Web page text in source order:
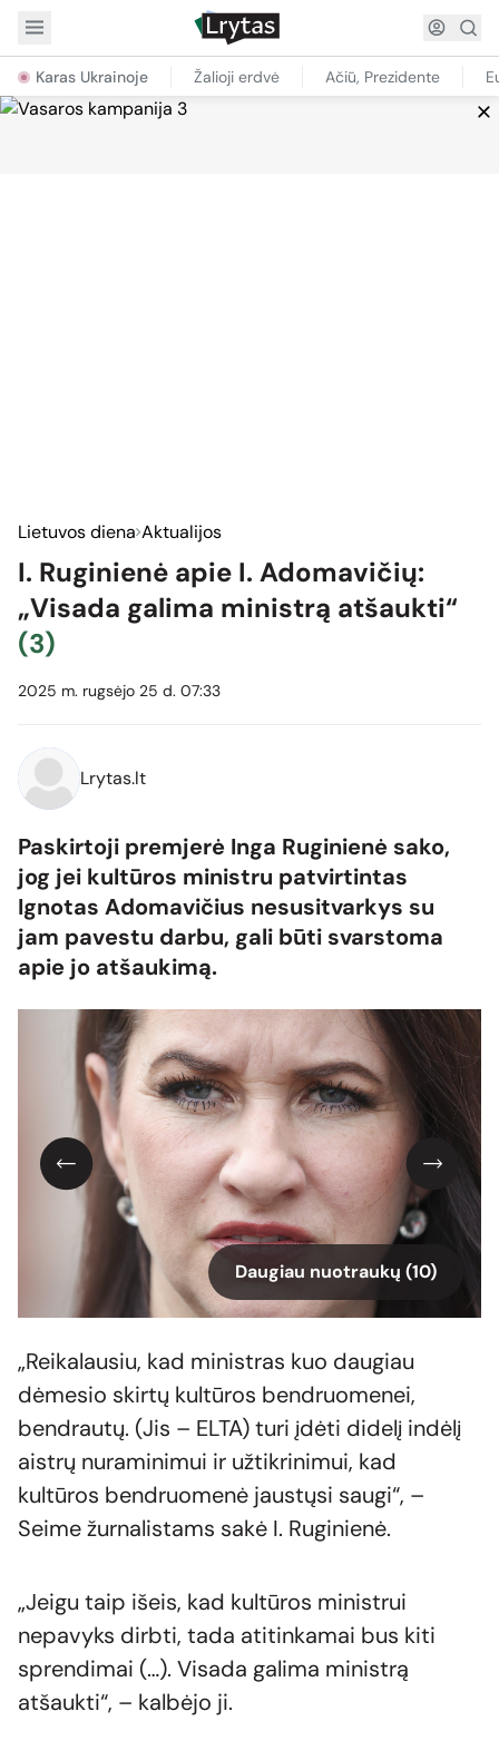
Karas Ukrainoje Žalioji erdvė Ačiū, Prezidente
Lietuvos diena Aktualijos
I. Ruginienė apie I. Adomavičių:
„Visada galima ministrą atšaukti“
(3)
2025 m. rugsėjo 25 d. 07:33
Lrytas.lt
Paskirtoji premjerė Inga Ruginienė sako,
jog jei kultūros ministru patvirtintas
Ignotas Adomavičius nesusitvarkys su
jam pavestu darbu, gali būti svarstoma
apie jo atšaukimą.
Daugiau nuotraukų (10)
„Reikalausiu, kad ministras kuo daugiau
dėmesio skirtų kultūros bendruomenei,
bendrautų. (Jis – ELTA) turi įdėti didelį indėlį
aistrų nuraminimui ir užtikrinimui, kad
kultūros bendruomenė jaustųsi saugi“, –
Seime žurnalistams sakė I. Ruginienė.
„Jeigu taip išeis, kad kultūros ministrui
nepavyks dirbti, tada atitinkamai bus kiti
sprendimai (…). Visada galima ministrą
atšaukti“, – kalbėjo ji.